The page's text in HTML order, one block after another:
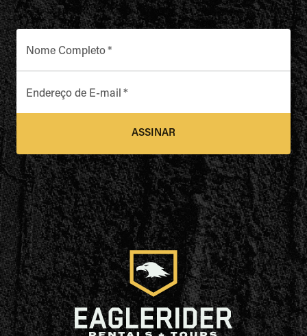
Nome Completo*
Endereço de E-mail *
ASSINAR